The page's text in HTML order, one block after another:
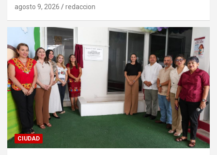
agosto 9, 2026 redaccion
CIUDAD